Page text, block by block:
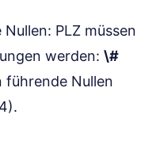
PLZ müssen
werden: \#
führende Nullen